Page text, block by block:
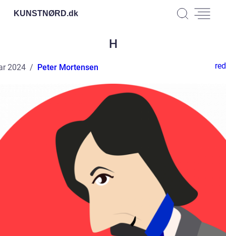
KUNSTNØRD.dk
H
2024 Peter Mortensen